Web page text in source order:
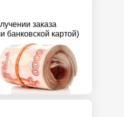
заказа
банковской картой)